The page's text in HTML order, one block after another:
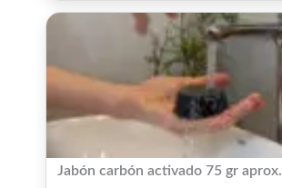
Jabón carbón activado 75 gr aprox.